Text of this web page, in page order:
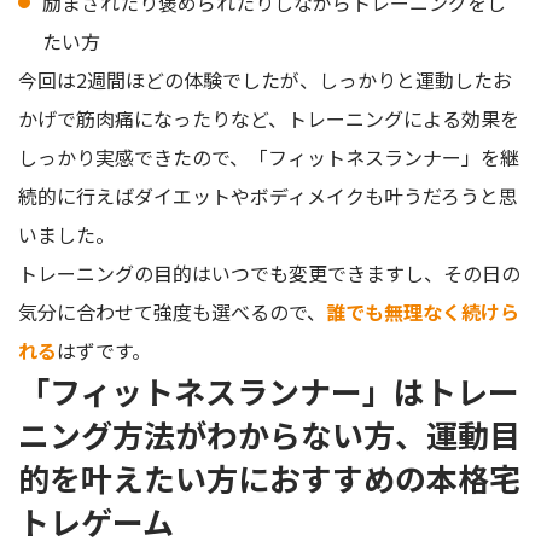
たい方
今回は2週間ほどの体験でしたが、しっかりと運動したお
かげで筋肉痛になったりなど、トレーニングによる効果を
しっかり実感できたので、「フィットネスランナー」を継
続的に行えばダイエットやボディメイクも叶うだろうと思
いました。
トレーニングの目的はいつでも変更できますし、その日の
気分に合わせて強度も選べるので、 誰でも無理なく続けら
れるはずです。
「フィットネスランナー」はトレー
ニング方法がわからない方、運動目
的を叶えたい方におすすめの本格宅
トレゲーム